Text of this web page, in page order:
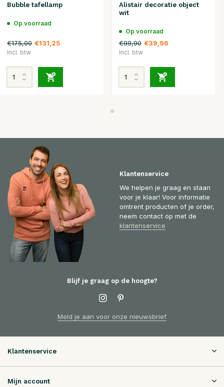
Bubble tafellamp
Op voorraad
€175,00 €131,25
Incl. btw
Alistair decoratie object
wit
Op voorraad
€99,90 €39,96
Incl. btw
Klantenservice
We helpen je graag en staan
voor je klaar! Voor informatie
omtrent producten of je order,
neem contact op met de
klantenservice
Blijf je graag op de hoogte?
Meld je aan voor onze nieuwsbrief
Klantenservice
Mijn account